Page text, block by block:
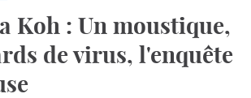
Koh : Un moustique,
de virus, l'enquête